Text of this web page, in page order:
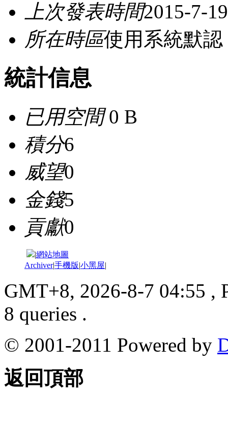
上次發表時間2015-7-
所在時區使用系統默認
統計信息
已用空間0 B
積分6
威望0
金錢5
貢獻0
|網站地圖
Archiver|手機版|小黑屋|
GMT+8, 2026-8-7 04:55 ,
8 queries .
© 2001-2011 Powered by
返回頂部